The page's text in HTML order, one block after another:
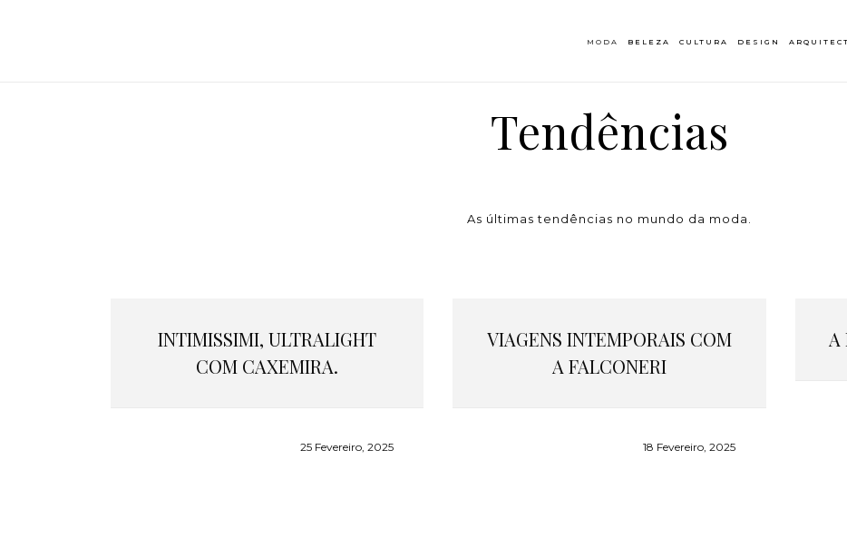
MODA BELEZA CULTURA DESIGN
Tendências
As últimas tendências no mundo da moda.
INTIMISSIMI, ULTRALIGHT
COM CAXEMIRA.
25 Fevereiro, 2025
VIAGENS INTEMPORAIS COM
A FALCONERI
18 Fevereiro, 2025
A